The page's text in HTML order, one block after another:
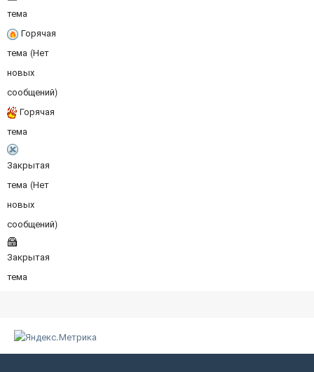
тема
Горячая
тема (Нет
новых
сообщений)
Горячая
тема
Закрытая
тема (Нет
новых
сообщений)
Закрытая
тема